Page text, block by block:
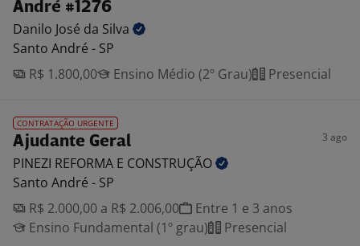
André #1276
Danilo José da Silva
Santo André - SP
R$ 1.800,00
Ensino Médio (2º Grau) Presencial
CONTRATAÇÃO URGENTE
Ajudante Geral 3 ago
PINEZI REFORMA E CONSTRUÇÃO
Santo André - SP
R$ 2.000,00 a R$ 2.006,00
Entre 1 e 3 anos
Ensino Fundamental (1º grau)
Presencial